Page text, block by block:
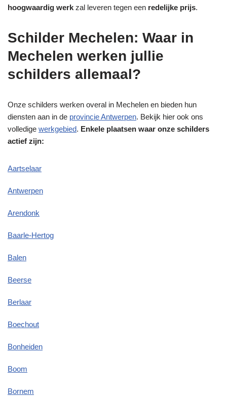
hoogwaardig werk zal leveren tegen een redelijke prijs.
Schilder Mechelen: Waar in
Mechelen werken jullie
schilders allemaal?
Onze schilders werken overal in Mechelen en bieden hun
diensten aan in de provincie Antwerpen. Bekijk hier ook ons
volledige werkgebied. Enkele plaatsen waar onze schilders
actief zijn:
Aartselaar
Antwerpen
Arendonk
Baarle-Hertog
Balen
Beerse
Berlaar
Boechout
Bonheiden
Boom
Bornem